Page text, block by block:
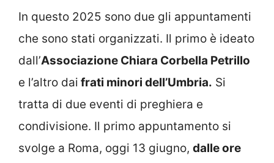
In questo 2025 sono due gli appuntamenti
che sono stati organizzati. Il primo è ideato
dall’Associazione Chiara Corbella Petrillo
e l’altro dai frati minori dell’Umbria. Si
tratta di due eventi di preghiera e
condivisione. Il primo appuntamento si
svolge a Roma, oggi 13 giugno, dalle ore